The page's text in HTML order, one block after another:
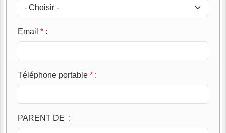
Email * :
Téléphone portable * :
PARENT DE :